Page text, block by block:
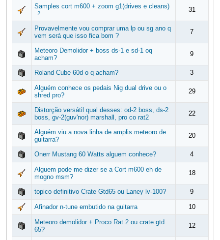
Samples cort m600 + zoom g1(drives e cleans)
2. 31
Provavelmente vou comprar uma lp ou sg ano q
vem será que isso fica bom ?
7
Meteoro Demolidor + boss ds-1 e sd-1 oq
acham?
9
Roland Cube 60d o q acham? 3
Alguém conhece os pedais Nig dual drive ou o
shred pro?
29
Distorção versátil qual desses: od-2 boss, ds-2
boss, gv-2(guv'nor) marshall, pro co rat2
22
Alguém viu a nova linha de amplis meteoro de
guitarra?
20
Onerr Mustang 60 Watts alguem conhece? 4
Alguem pode me dizer se a Cort m600 eh de
mogno msm?
18
topico definitivo Crate Gtd65 ou Laney lv-100? 9
Afinador n-tune embutido na guitarra 10
Meteoro demolidor + Proco Rat 2 ou crate gtd
65?
12